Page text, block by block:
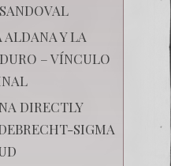
Y LA
– VÍNCULO
DIRECTLY
SIGMA